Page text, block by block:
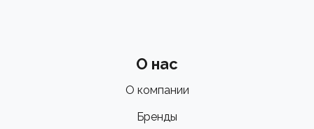
О нас
О компании
Бренды